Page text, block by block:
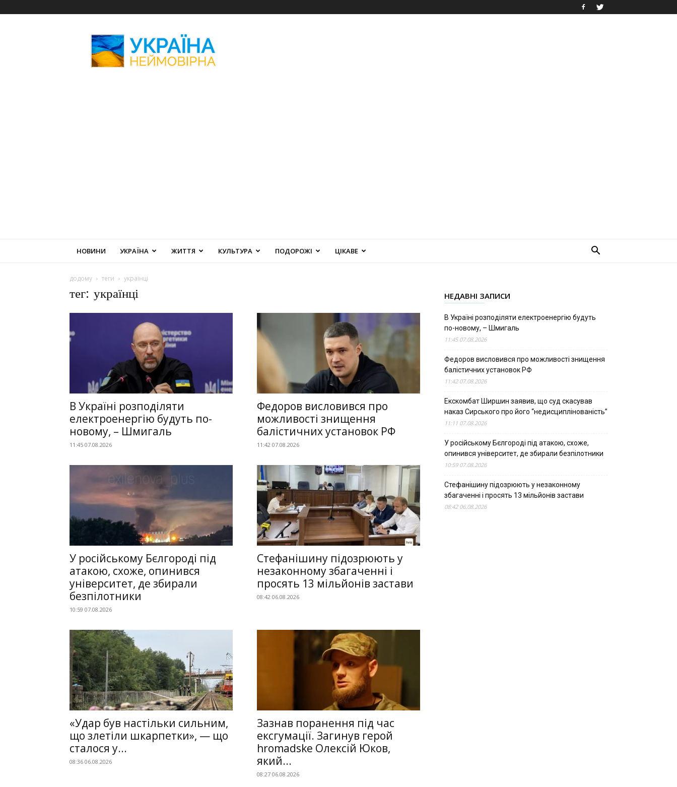
Неймовірна
НОВИНИ УКРАЇНА ЖИТТЯ КУЛЬТУРА ПОДОРОЖІ ЦІКАВЕ
додому теги українці
тег: українці
В Україні розподіляти
електроенергію будуть по-
новому, – Шмигаль
11:45 07.08.2026
Федоров висловився про
можливості знищення
балістичних установок РФ
11:42 07.08.2026
У російському Бєлгороді під
атакою, схоже, опинився
університет, де збирали
безпілотники
10:59 07.08.2026
Стефанішину підозрюють у
незаконному збагаченні і
просять 13 мільйонів застави
08:42 06.08.2026
«Удар був настільки сильним,
що злетіли шкарпетки», — що
сталося у...
08:36 06.08.2026
Зазнав поранення під час
ексгумації. Загинув герой
hromadske Олексій Юков,
який...
08:27 06.08.2026
НЕДАВНІ ЗАПИСИ
В Україні розподіляти електроенергію будуть
по-новому, – Шмигаль
11:45 07.08.2026
Федоров висловився про можливості знищення
балістичних установок РФ
11:42 07.08.2026
Екскомбат Ширшин заявив, що суд скасував
наказ Сирського про його “недисциплінованість”
11:11 07.08.2026
У російському Бєлгороді під атакою, схоже,
опинився університет, де збирали безпілотники
10:59 07.08.2026
Стефанішину підозрюють у незаконному
збагаченні і просять 13 мільйонів застави
08:42 06.08.2026